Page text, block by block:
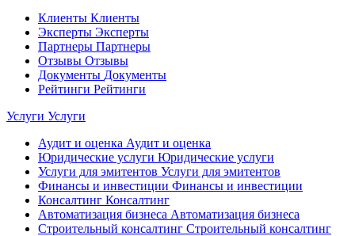
Клиенты Клиенты
Эксперты Эксперты
Партнеры Партнеры
Отзывы Отзывы
Документы Документы
Рейтинги Рейтинги
Услуги Услуги
Аудит и оценка Аудит и оценка
Юридические услуги Юридические услуги
Услуги для эмитентов Услуги для эмитентов
Финансы и инвестиции Финансы и инвестиции
Консалтинг Консалтинг
Автоматизация бизнеса Автоматизация бизнеса
Строительный консалтинг Строительный консалтинг